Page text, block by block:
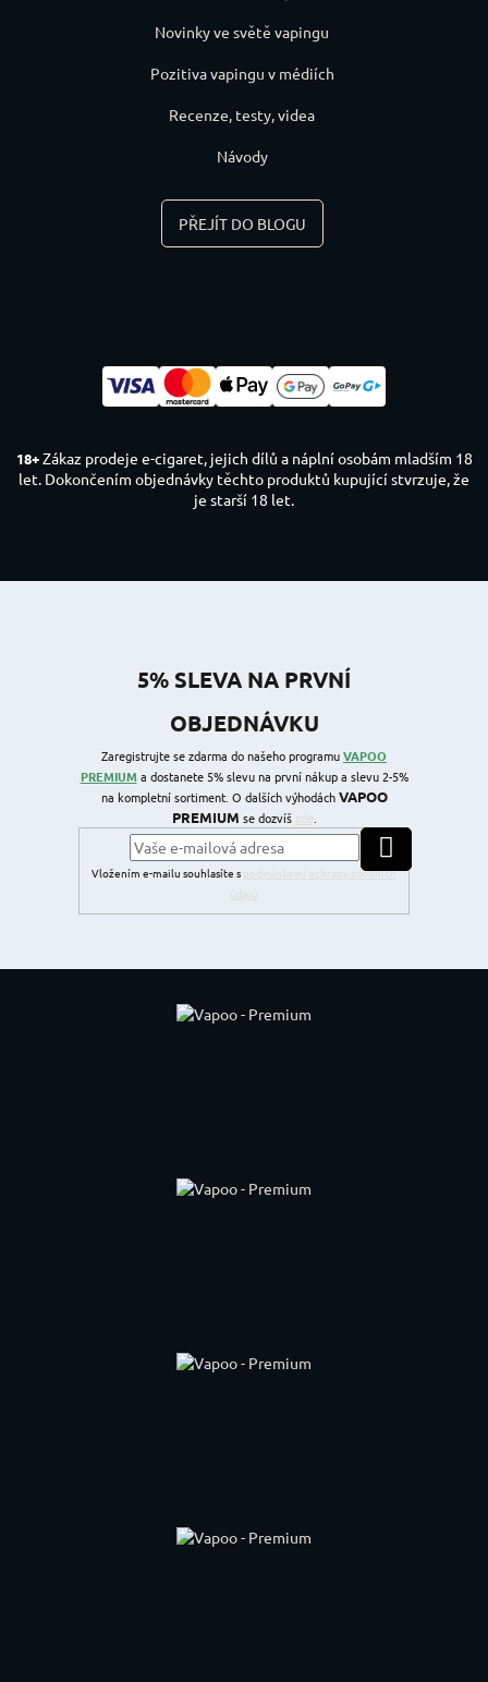
Novinky ve světě vapingu
Pozitiva vapingu v médiích
Recenze, testy, videa
Návody
PŘEJÍT DO BLOGU
18+Zákaz prodeje e-cigaret, jejich dílů a náplní osobám mladším 18
let. Dokončením objednávky těchto produktů kupující stvrzuje, že
je starší 18 let.
5% SLEVA NA PRVNÍ
OBJEDNÁVKU
Zaregistrujte se zdarma do našeho programuVAPOO
PREMIUM a dostanete 5% slevu na první nákup a slevu 2-5%
na kompletní sortiment. O dalších výhodáchVAPOO
PREMIUM se dozvíš
Vložením e-mailu souhlasíte s
podmínkami ochrany osobních